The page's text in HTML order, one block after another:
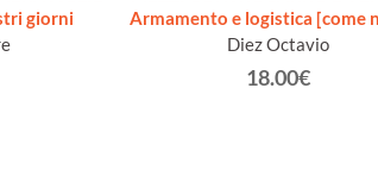
giorni
Armamento e logistica [come
Diez Octavio
18.00€